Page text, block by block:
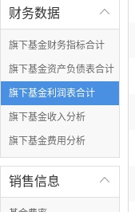

财务数据
旗下基金财务指标合计
旗下基金资产负债表合计
旗下基金利润表合计
旗下基金收入分析
旗下基金费用分析

销售信息